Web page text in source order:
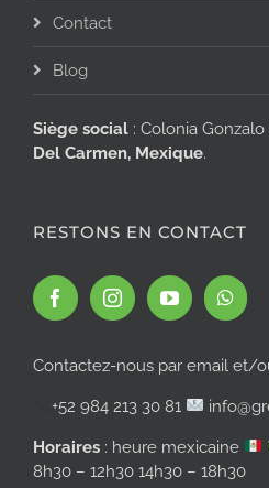
Contact
Blog
Siège social : Colonia Gonzalo
Del Carmen, Mexique.
RESTONS EN CONTACT
Contactez-nous par email et/
+52 984 213 30 81
Horaires : heure mexicaine
8h30 – 12h30 14h30 – 18h30